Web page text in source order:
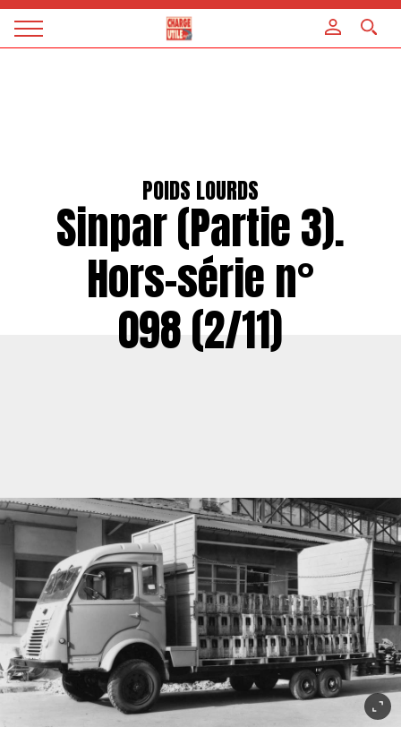
Magazine
POIDS LOURDS
Sinpar (Partie 3).
Hors-série n°
098 (2/11)
Panneau de gestion des cookies